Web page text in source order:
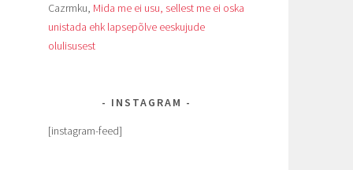
Cazrmku, Mida me ei usu, sellest me ei oska
unistada ehk lapsepõlve eeskujude
olulisusest
INSTAGRAM
[instagram-feed]